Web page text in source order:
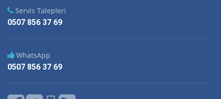
Servis Talepleri
0507 856 37 69
WhatsApp
0507 856 37 69